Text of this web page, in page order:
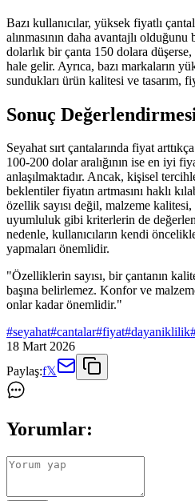
Bazı kullanıcılar, yüksek fiyatlı
alınmasının daha avantajlı
dolarlık bir çanta 150 dolara
hale gelir. Ayrıca, bazı markaların
sundukları ürün kalitesi ve tasarım,
Sonuç
Seyahat sırt çantalarında fiyat
100-200 dolar aralığının ise en iyi
anlaşılmaktadır. Ancak, kişisel
beklentiler fiyatın artmasını haklı
özellik sayısı değil, malzeme
uyumluluk gibi kriterlerin de
nedenle, kullanıcıların kendi
yapmaları önemlidir.
"Özelliklerin sayısı, bir çantanın
başına belirlemez. Konfor ve
onlar kadar önemlidir."
#seyahat#cantalar#fiyat#dayaniklilik
18 Mart 2026
Paylaş:f𝕏
Yorumlar: